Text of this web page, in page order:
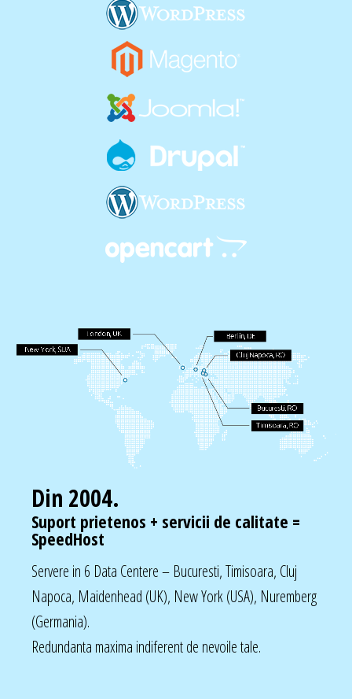
Din 2004.
Suport prietenos + servicii de calitate =
SpeedHost
Servere in 6 Data Centere – Bucuresti, Timisoara, Cluj
Napoca, Maidenhead (UK), New York (USA), Nuremberg
(Germania).
Redundanta maxima indiferent de nevoile tale.